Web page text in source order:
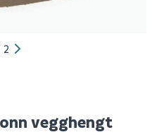
2
vegghengt